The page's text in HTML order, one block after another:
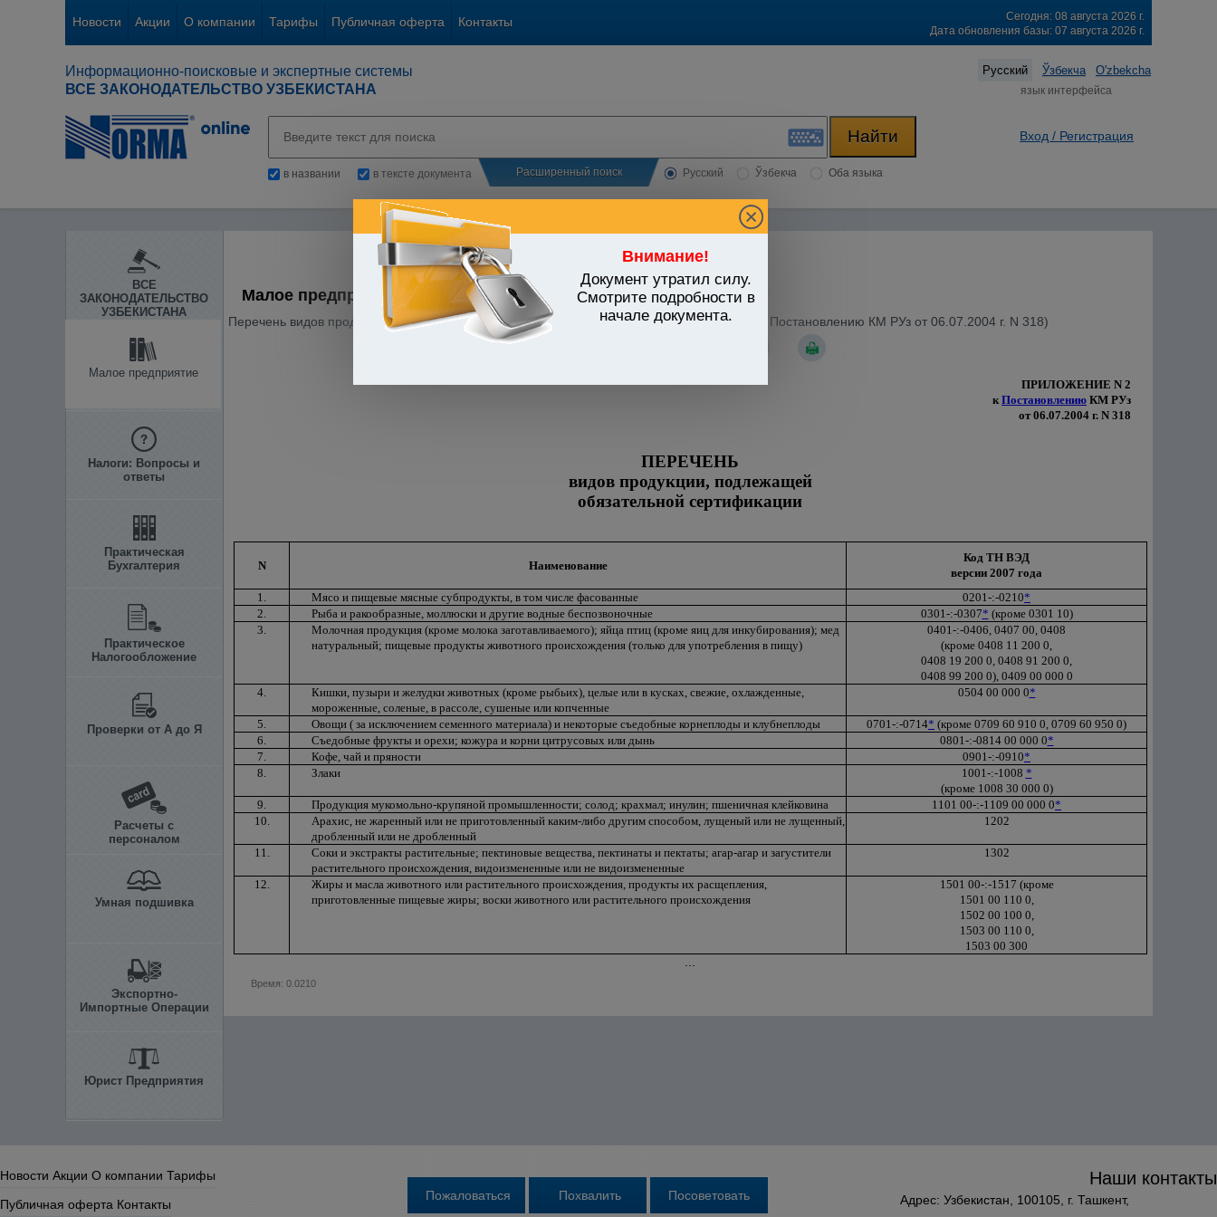
Новости Акции О компании Тарифы Публичная оферта Контакты
Сегодня: 08 августа 2026 г.
Дата обновления базы: 07 августа 2026 г.
Информационно-поисковые и экспертные системы
ВСЕ ЗАКОНОДАТЕЛЬСТВО УЗБЕКИСТАНА
Русский Ўзбекча O'zbekcha
язык интерфейса
в названии в тексте документа Расширенный поиск Русский Ўзбекча Оба языка
Вход / Регистрация
ВСЕ
ЗАКОНОДАТЕЛЬСТВО
УЗБЕКИСТАНА
Малое предприятие
Налоги: Вопросы и
ответы
Практическая
Бухгалтерия
Практическое
Налогообложение
Проверки от А до Я
Расчеты с
персоналом
Умная подшивка
Экспортно-
Импортные Операции
Юрист Предприятия
Внимание!
Документ утратил силу.
Смотрите подробности в
начале документа.
Малое предприятие
Перечень видов продукции, подлежащей обязательной сертификации (Приложение N 2 к Постановлению КМ РУз от 06.07.2004 г. N 318)
ПРИЛОЖЕНИЕ N 2
кПостановлению КМ РУз
от 06.07.2004 г. N 318
ПЕРЕЧЕНЬ
видов продукции, подлежащей
обязательной сертификации
N Наименование
Код ТН ВЭД
версии 2007 года
1.
Мясо и пищевые мясные субпродукты, в том числе фасованные 0201-:-0210*
2.
Рыба и ракообразные, моллюски и другие водные беспозвоночные 0301-:-0307* (кроме 0301 10)
3.
Молочная продукция (кроме молока заготавливаемого); яйца птиц (кроме яиц для инкубирования); мед
натуральный; пищевые продукты животного происхождения (только для употребления в пищу)
0401-:-0406, 0407 00, 0408
(кроме 0408 11 200 0,
0408 19 200 0, 0408 91 200 0,
0408 99 200 0), 0409 00 000 0
4.
Кишки, пузыри и желудки животных (кроме рыбьих), целые или в кусках, свежие, охлажденные,
мороженные, соленые, в рассоле, сушеные или копченные
0504 00 000 0*
5. Овощи ( за исключением семенного материала) и некоторые съедобные корнеплоды и клубнеплоды 0701-:-0714* (кроме 0709 60 910 0, 0709 60 950 0)
6.
Съедобные фрукты и орехи; кожура и корни цитрусовых или дынь 0801-:-0814 00 000 0*
7.
Кофе, чай и пряности 0901-:-0910*
8.
Злаки 1001-:-1008 *
(кроме 1008 30 000 0)
9.
Продукция мукомольно-крупяной промышленности; солод; крахмал; инулин; пшеничная клейковина 1101 00-:-1109 00 000 0*
10.
Арахис, не жаренный или не приготовленный каким-либо другим способом, лущеный или не лущенный,
дробленный или не дробленный
1202
11.
Соки и экстракты растительные; пектиновые вещества, пектинаты и пектаты; агар-агар и загустители
растительного происхождения, видоизмененные или не видоизмененные
1302
12.
Жиры и масла животного или растительного происхождения, продукты их расщепления,
приготовленные пищевые жиры; воски животного или растительного происхождения
1501 00-:-1517 (кроме
1501 00 110 0,
1502 00 100 0,
1503 00 110 0,
1503 00 300
Время: 0.0210
Новости Акции О компании Тарифы
Публичная оферта Контакты
Наши контакты
Адрес: Узбекистан, 100105, г. Ташкент,